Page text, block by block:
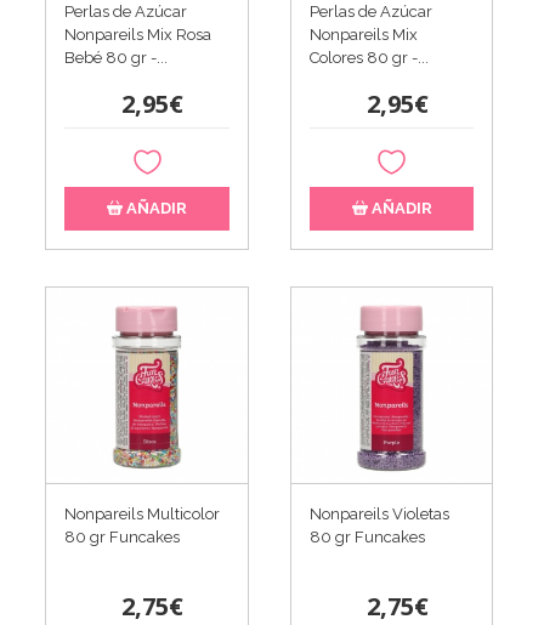
Perlas de Azúcar
Nonpareils Mix Rosa
Bebé 80 gr -...
2,95€
AÑADIR
Perlas de Azúcar
Nonpareils Mix
Colores 80 gr -...
2,95€
AÑADIR
Nonpareils Multicolor
80 gr Funcakes
2,75€
Nonpareils Violetas
80 gr Funcakes
2,75€